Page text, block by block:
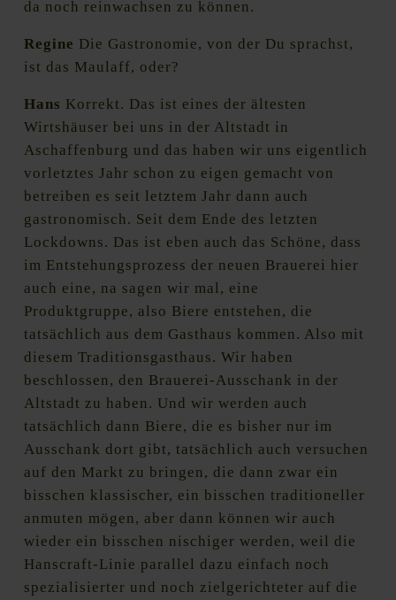
da noch reinwachsen zu können.
Regine Die Gastronomie, von der Du sprachst,
ist das Maulaff, oder?
Hans Korrekt. Das ist eines der ältesten
Wirtshäuser bei uns in der Altstadt in
Aschaffenburg und das haben wir uns eigentlich
vorletztes Jahr schon zu eigen gemacht von
betreiben es seit letztem Jahr dann auch
gastronomisch. Seit dem Ende des letzten
Lockdowns. Das ist eben auch das Schöne, dass
im Entstehungsprozess der neuen Brauerei hier
auch eine, na sagen wir mal, eine
Produktgruppe, also Biere entstehen, die
tatsächlich aus dem Gasthaus kommen. Also mit
diesem Traditionsgasthaus. Wir haben
beschlossen, den Brauerei-Ausschank in der
Altstadt zu haben. Und wir werden auch
tatsächlich dann Biere, die es bisher nur im
Ausschank dort gibt, tatsächlich auch versuchen
auf den Markt zu bringen, die dann zwar ein
bisschen klassischer, ein bisschen traditioneller
anmuten mögen, aber dann können wir auch
wieder ein bisschen nischiger werden, weil die
Hanscraft-Linie parallel dazu einfach noch
spezialisierter und noch zielgerichteter auf die